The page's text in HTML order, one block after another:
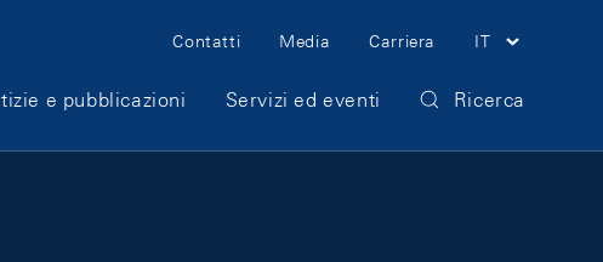
Meta Navigation
Contatti Media Carriera IT
e pubblicazioni Servizi ed eventi Ricerca